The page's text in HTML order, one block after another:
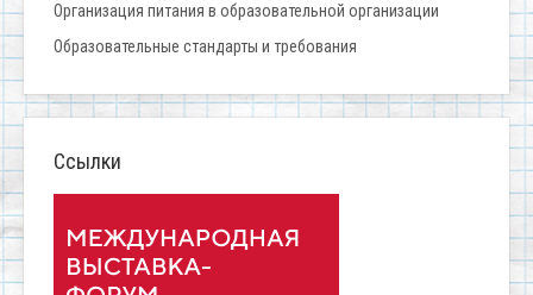
Организация питания в образовательной организации
Образовательные стандарты и требования
Ссылки